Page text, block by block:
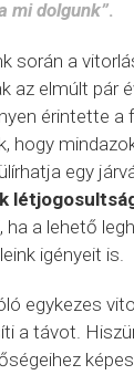
mi dolgunk”.
során a
az elmúlt
érintette
hogy
egy
ha a lehető
igényeit is.
egykezes
a távot.